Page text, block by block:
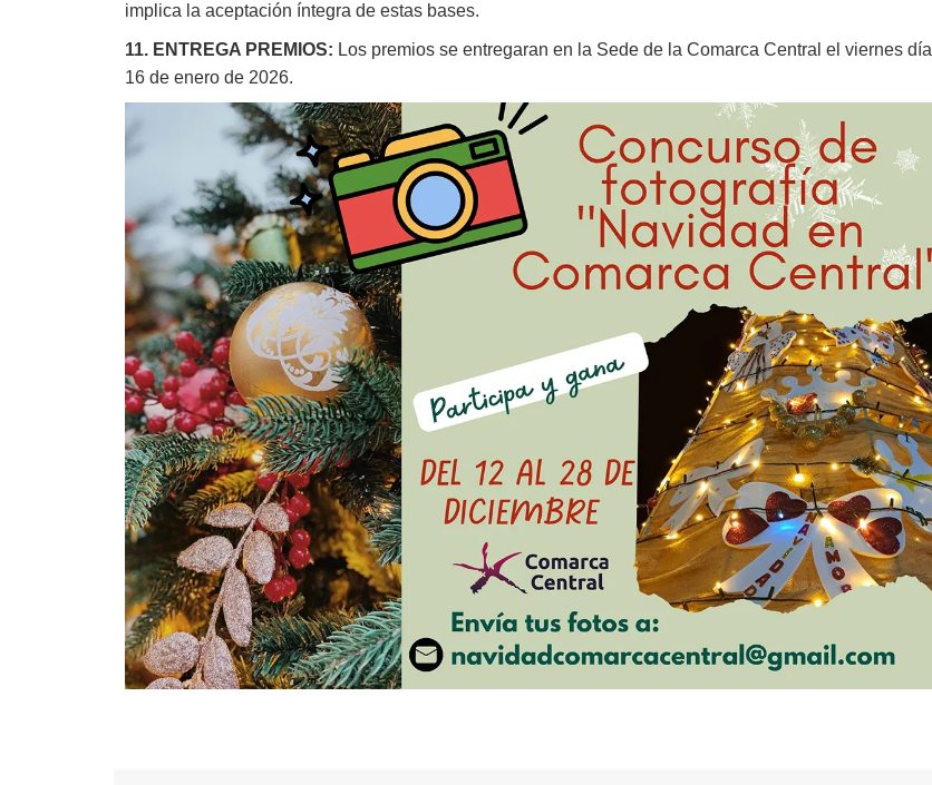
implica la aceptación íntegra de estas bases.
11. ENTREGA PREMIOS: Los premios se entregaran en la Sede de la Comarca Central el viernes día
16 de enero de 2026.